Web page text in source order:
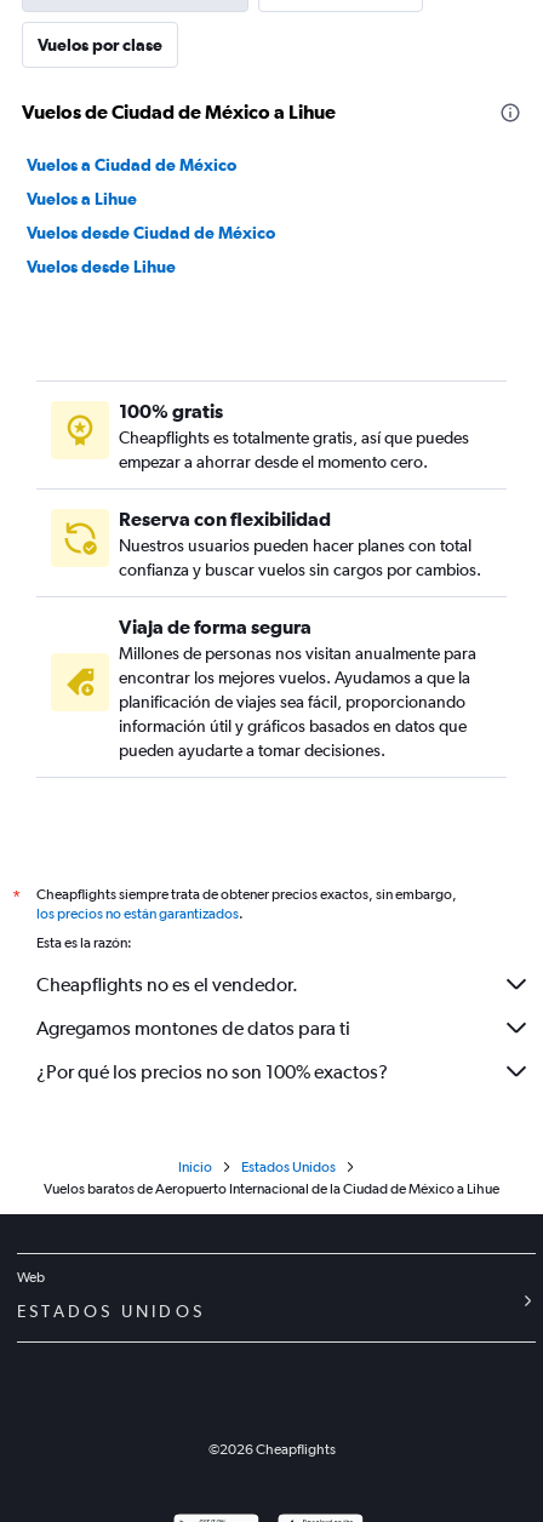
Vuelos por clase
Vuelos de Ciudad de México a Lihue
Vuelos a Ciudad de México
Vuelos a Lihue
Vuelos desde Ciudad de México
Vuelos desde Lihue
100% gratis
Cheapflights es totalmente gratis, así que puedes
empezar a ahorrar desde el momento cero.
Reserva con flexibilidad
Nuestros usuarios pueden hacer planes con total
confianza y buscar vuelos sin cargos por cambios.
Viaja de forma segura
Millones de personas nos visitan anualmente para
encontrar los mejores vuelos. Ayudamos a que la
planificación de viajes sea fácil, proporcionando
información útil y gráficos basados en datos que
pueden ayudarte a tomar decisiones.
*
Cheapflights siempre trata de obtener precios exactos, sin embargo,
los precios no están garantizados.
Esta es la razón:
Cheapflights no es el vendedor.
Agregamos montones de datos para ti
¿Por qué los precios no son 100% exactos?
Inicio
Estados Unidos
Vuelos baratos de Aeropuerto Internacional de la Ciudad de México a Lihue
Web
ESTADOS UNIDOS
©2026Cheapflights